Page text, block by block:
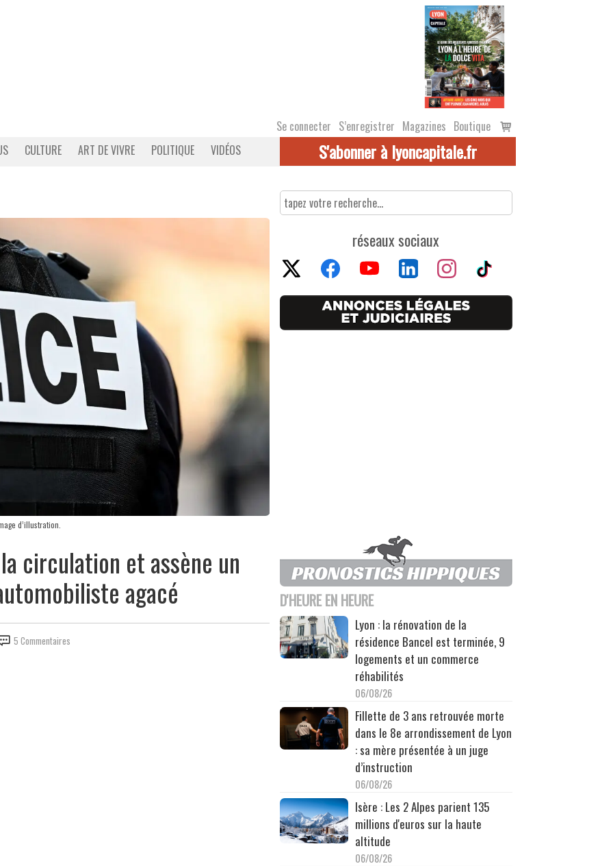
Se connecter S’enregistrer Magazines Boutique
Voir
le
CULTURE ART DE VIVRE POLITIQUE VIDÉOS S'abonner à lyoncapitale.fr
d’illustration.
circulation et assène un
agacé
5 Commentaires
réseaux sociaux
D'HEURE EN HEURE
Lyon : la rénovation de la
résidence Bancel est terminée, 9
logements et un commerce
réhabilités
06/08/26
Fillette de 3 ans retrouvée morte
dans le 8e arrondissement de Lyon
: sa mère présentée à un juge
d’instruction
06/08/26
Isère : Les 2 Alpes parient 135
millions d'euros sur la haute
altitude
06/08/26